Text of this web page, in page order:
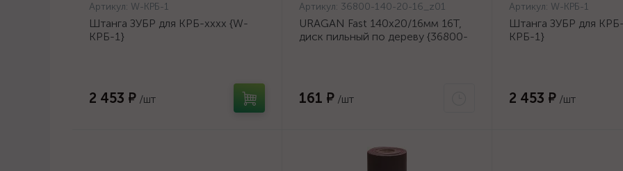
Артикул: W-КРБ-1
Штанга ЗУБР для КРБ-хххх {W-
КРБ-1}
2 453 ₽ /шт
Артикул: 36800-140-20-16_z01
URAGAN Fast 140x20/16мм 16Т,
диск пильный по дереву {36800-
161 ₽ /шт
Артикул: W-КРБ-1
Штанга ЗУБР для
КРБ-1}
2 453 ₽ /шт